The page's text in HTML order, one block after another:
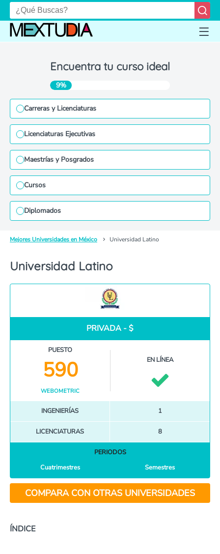
Encuentra tu curso ideal
9%
Carreras y Licenciaturas
Licenciaturas Ejecutivas
Maestrías y Posgrados
Cursos
Diplomados
Mejores Universidades en México Universidad Latino
Universidad Latino
PRIVADA - $
PUESTO
590
WEBOMETRIC
EN LÍNEA
INGENIERÍAS 1
LICENCIATURAS 8
PERIODOS
Cuatrimestres
Semestres
COMPARA CON OTRAS UNIVERSIDADES
ÍNDICE